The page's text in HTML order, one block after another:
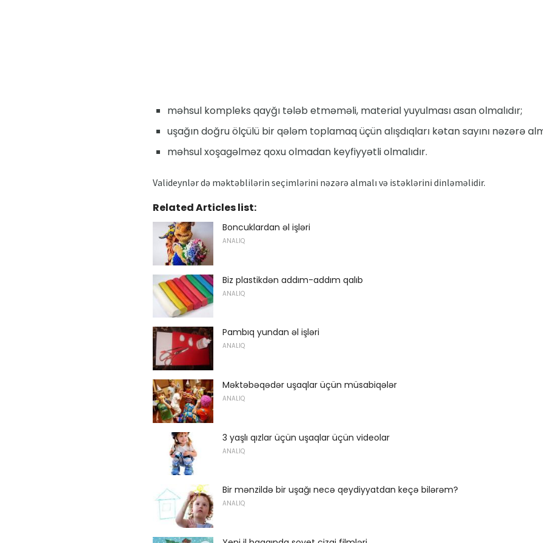
məhsul kompleks qayğı tələb etməməli, material yuyulması asan olmalıdır;
uşağın doğru ölçülü bir qələm toplamaq üçün alışdıqları kətan sayını nəzərə
məhsul xoşagəlməz qoxu olmadan keyfiyyətli olmalıdır.
Valideynlər də məktəblilərin seçimlərini nəzərə almalı və istəklərini dinləməlidir.
Related Articles list:
Boncuklardan əl işləri
ANALIQ
Biz plastikdən addım-addım qalıb
ANALIQ
Pambıq yundan əl işləri
ANALIQ
Məktəbəqədər uşaqlar üçün müsabiqələr
ANALIQ
3 yaşlı qızlar üçün uşaqlar üçün videolar
ANALIQ
Bir mənzildə bir uşağı necə qeydiyyatdan keçə bilərəm?
ANALIQ